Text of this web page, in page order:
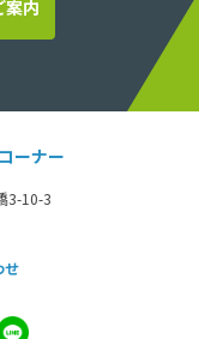
案内
ーナー
3-10-3
せ